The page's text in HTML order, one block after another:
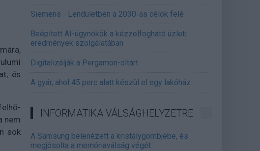
és
nem
sok
Siemens - Lendületben a 2030-as célok felé
Beépített AI-ügynökök a kézzelfogható üzleti
eredmények szolgálatában
Digitalizálják a Pergamon-oltárt
A gyár, ahol 45 perc alatt készül el egy lakóház
INFORMATIKA VÁLSÁGHELYZETRE
A Samsung belenézett a kristálygömbjébe, és
megjósolta a memóriaválság végét